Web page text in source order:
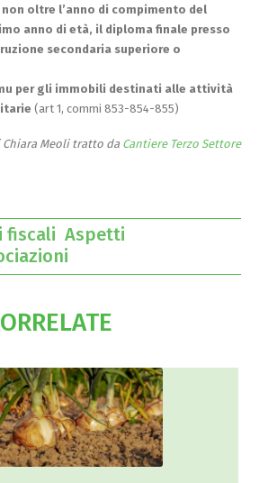
oltre l’anno di compimento del
anno di età, il diploma finale presso
secondaria superiore o
per gli immobili destinati alle attività
(art 1, commi 853-854-855)
Meoli tratto da Cantiere Terzo Settore
fiscali Aspetti